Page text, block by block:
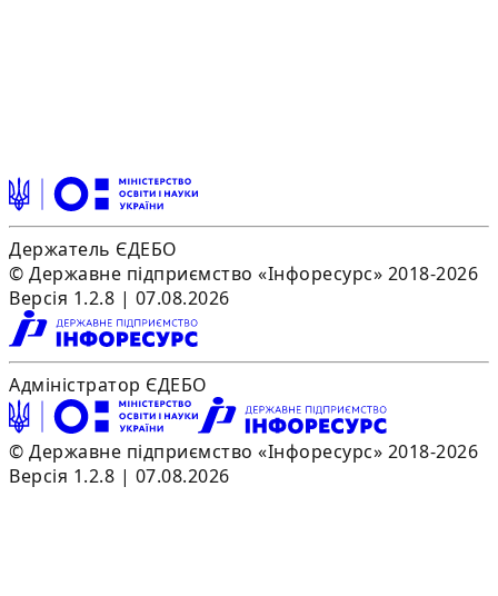
Держатель ЄДЕБО
© Державне підприємство «Інфоресурс» 2018-2026
Версія 1.2.8 | 07.08.2026
Адміністратор ЄДЕБО
© Державне підприємство «Інфоресурс» 2018-2026
Версія 1.2.8 | 07.08.2026